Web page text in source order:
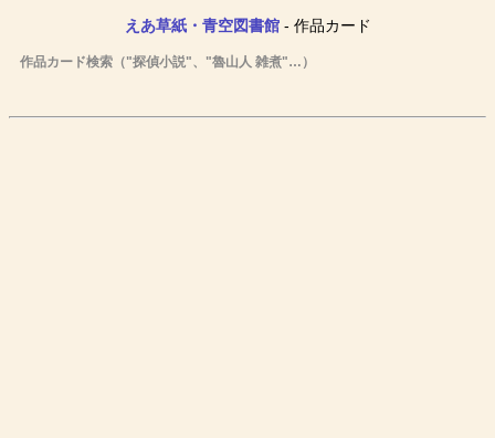
えあ草紙・青空図書館- 作品カード
作品カード検索（"探偵小説"、"魯山人 雑煮"…）